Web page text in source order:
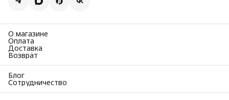
О магазине
Оплата
Доставка
Возврат
Блог
Сотрудничество